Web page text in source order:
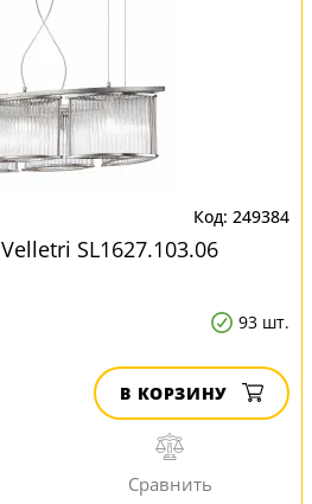
249384
SL1627.103.06
93 шт.
В КОРЗИНУ